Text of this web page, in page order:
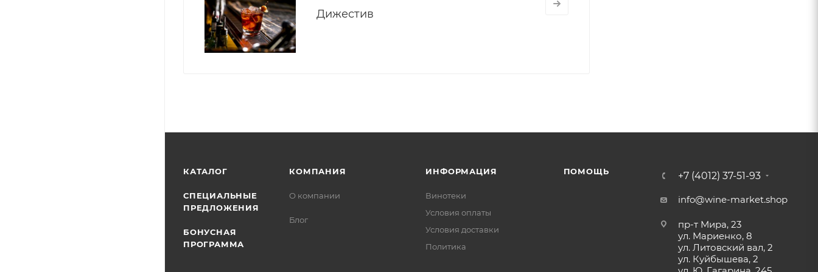
Дижестив
КАТАЛОГ
СПЕЦИАЛЬНЫЕ
ПРЕДЛОЖЕНИЯ
БОНУСНАЯ
ПРОГРАММА
КОМПАНИЯ
О компании
Блог
ИНФОРМАЦИЯ
Винотеки
Условия оплаты
Условия доставки
Политика
ПОМОЩЬ +7 (4012) 37-51-93
info@wine-market.shop
пр-т Мира, 23
ул. Мариенко, 8
ул. Литовский вал, 2
ул. Куйбышева, 2